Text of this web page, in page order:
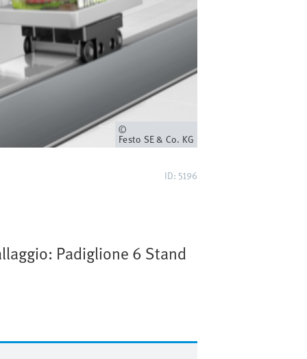
Proprietario
Festo SE & Co. KG
ID: 5196
Padiglione 6 Stand